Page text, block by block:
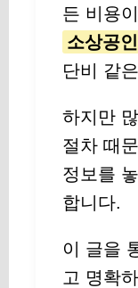
든 비용
소상공
단비 같
하지만
절차 때
정보를
합니다.
이 글을
고 명확